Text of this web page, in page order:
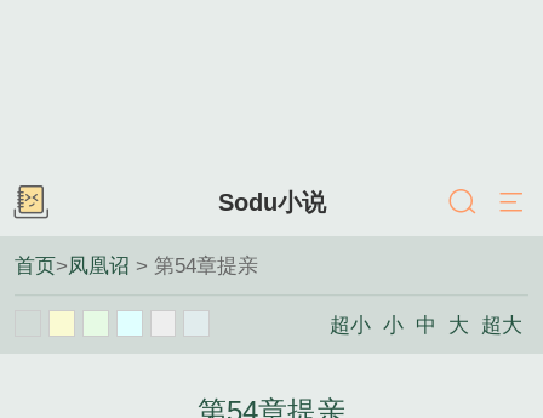
Sodu小说
首页>凤凰诏 > 第54章提亲
超小 小 中 大 超大